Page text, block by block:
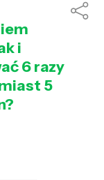
i
6 razy
5